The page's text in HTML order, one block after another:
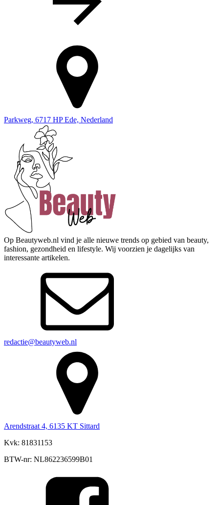
Parkweg, 6717 HP Ede, Nederland
Op Beautyweb.nl vind je alle nieuwe trends op gebied van beauty,
fashion, gezondheid en lifestyle. Wij voorzien je dagelijks van
interessante artikelen.
redactie@beautyweb.nl
Arendstraat 4, 6135 KT Sittard
Kvk: 81831153
BTW-nr: NL862236599B01